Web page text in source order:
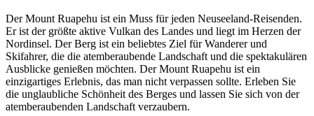
Der Mount Ruapehu ist ein Muss für jeden Neuseeland-Reisenden.
Er ist der größte aktive Vulkan des Landes und liegt im Herzen der
Nordinsel. Der Berg ist ein beliebtes Ziel für Wanderer und
Skifahrer, die die atemberaubende Landschaft und die spektakulären
Ausblicke genießen möchten. Der Mount Ruapehu ist ein
einzigartiges Erlebnis, das man nicht verpassen sollte. Erleben Sie
die unglaubliche Schönheit des Berges und lassen Sie sich von der
atemberaubenden Landschaft verzaubern.